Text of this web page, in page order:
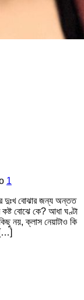
1
দুঃখ বোঝার জন্য অন্তত
কষ্ট বোঝে কে? আধা ঘণ্টা
নয়, ক্লাস নেয়াটাও কি
[…]